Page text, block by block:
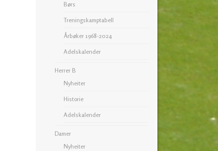
Børs
Treningskamptabell
Årbøker 1968-2024
Adelskalender
Herrer B
Nyheiter
Historie
Adelskalender
Damer
Nyheiter